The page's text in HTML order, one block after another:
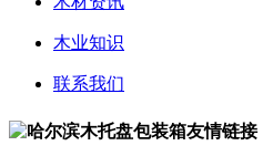
木业知识
联系我们
友情链接